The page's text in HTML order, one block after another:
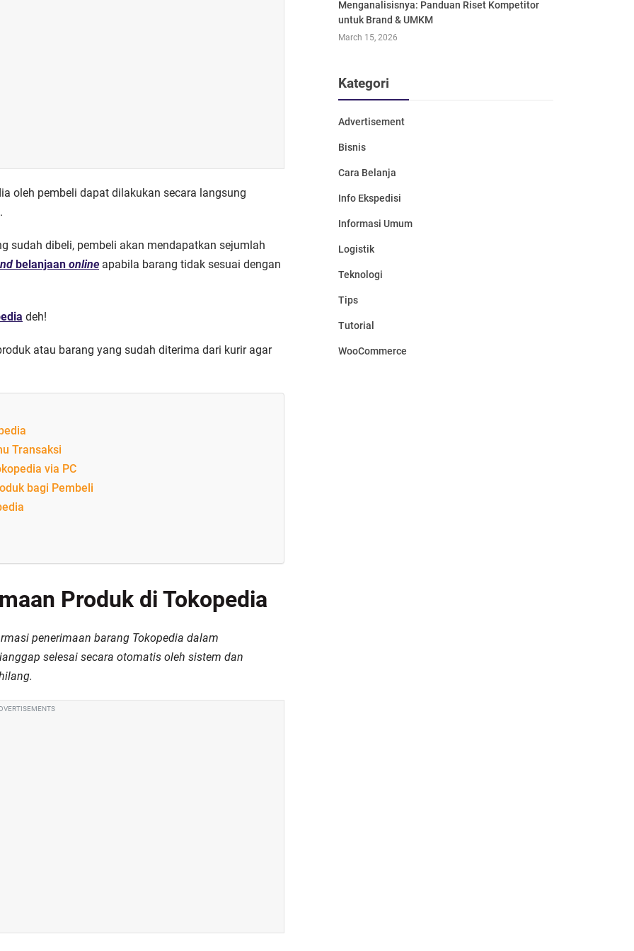
oleh pembeli dapat dilakukan secara langsung
sudah dibeli, pembeli akan mendapatkan sejumlah
belanjaan online apabila barang tidak sesuai dengan
deh!
atau barang yang sudah diterima dari kurir agar
Transaksi
via PC
bagi Pembeli
Produk di Tokopedia
penerimaan barang Tokopedia dalam
selesai secara otomatis oleh sistem dan
Menganalisisnya: Panduan Riset Kompetitor
untuk Brand & UMKM
March 15, 2026
Kategori
Advertisement
Bisnis
Cara Belanja
Info Ekspedisi
Informasi Umum
Logistik
Teknologi
Tips
Tutorial
WooCommerce